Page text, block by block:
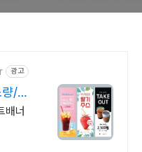
광고
/대
배너